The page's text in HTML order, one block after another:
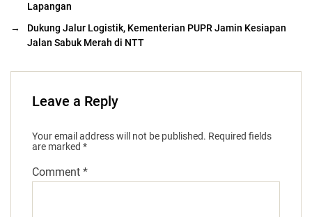
Lapangan
→
Dukung Jalur Logistik, Kementerian PUPR Jamin Kesiapan
Jalan Sabuk Merah di NTT
Leave a Reply
Your email address will not be published. Required fields
are marked *
Comment *